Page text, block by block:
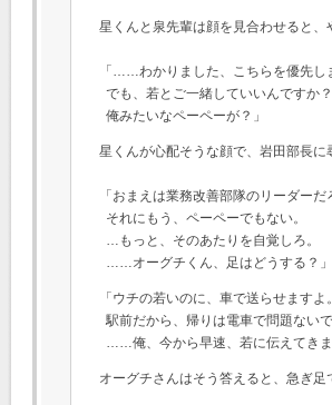
星くんと泉先輩は顔を見合わせると
「……わかりました、こちらを優先し
でも、若とご一緒していいんですか？
俺みたいなペーペーが？」
星くんが心配そうな顔で、岩田部長に
「おまえは業務改善部隊のリーダーだ
それにもう、ペーペーでもない。
…もっと、そのあたりを自覚しろ。
……オーグチくん、足はどうする？」
「ウチの若いのに、車で送らせますよ。
駅前だから、帰りは電車で問題ないで
……俺、今から早速、若に伝えてきま
オーグチさんはそう答えると、急ぎ